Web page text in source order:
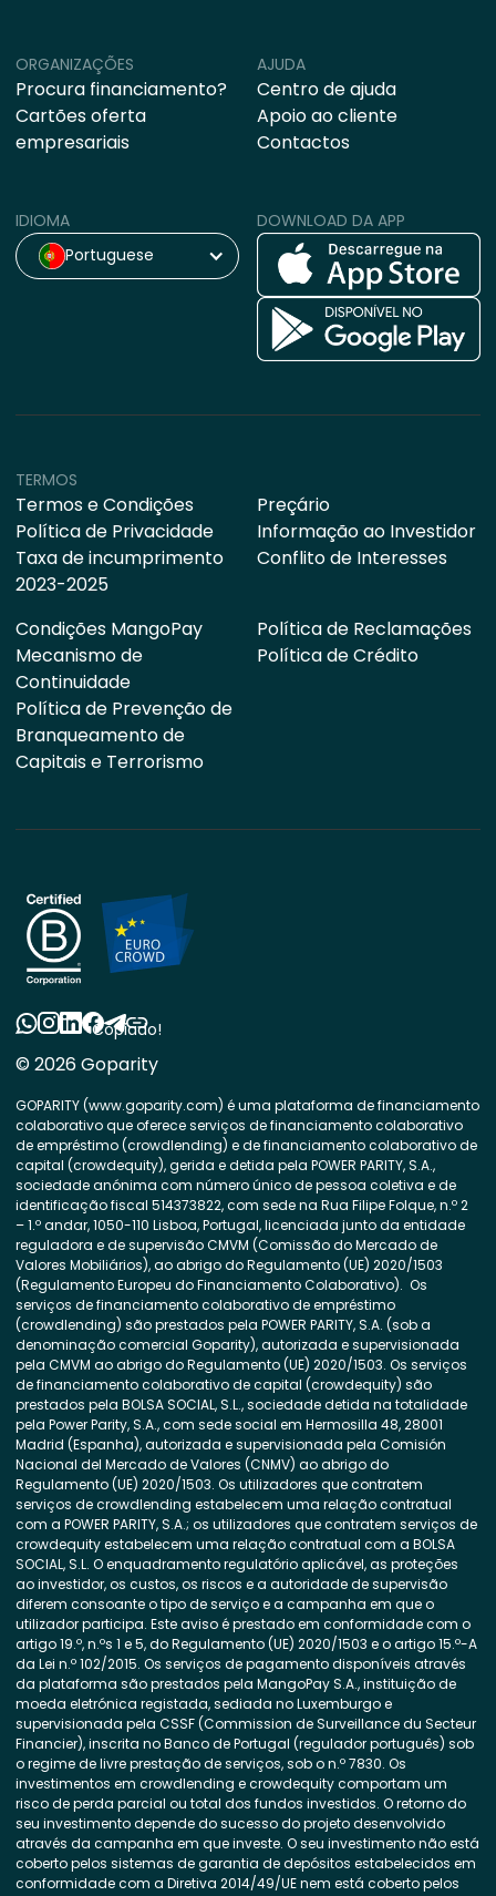
ORGANIZAÇÕES
Procura financiamento?
Cartões oferta
empresariais
AJUDA
Centro de ajuda
Apoio ao cliente
Contactos
IDIOMA
Portuguese
DOWNLOAD DA APP
TERMOS
Termos e Condições
Política de Privacidade
Taxa de incumprimento
2023-2025
Preçário
Informação ao Investidor
Conflito de Interesses
Condições MangoPay
Mecanismo de
Continuidade
Política de Prevenção de
Branqueamento de
Capitais e Terrorismo
Política de Reclamações
Política de Crédito
© 2026 Goparity
GOPARITY (www.goparity.com) é uma plataforma de financiamento
colaborativo que oferece serviços de financiamento colaborativo
de empréstimo (crowdlending) e de financiamento colaborativo de
capital (crowdequity), gerida e detida pela POWER PARITY, S.A.,
sociedade anónima com número único de pessoa coletiva e de
identificação fiscal 514373822, com sede na Rua Filipe Folque, n.º 2
– 1.º andar, 1050-110 Lisboa, Portugal, licenciada junto da entidade
reguladora e de supervisão CMVM (Comissão do Mercado de
Valores Mobiliários), ao abrigo do Regulamento (UE) 2020/1503
(Regulamento Europeu do Financiamento Colaborativo). Os
serviços de financiamento colaborativo de empréstimo
(crowdlending) são prestados pela POWER PARITY, S.A. (sob a
denominação comercial Goparity), autorizada e supervisionada
pela CMVM ao abrigo do Regulamento (UE) 2020/1503. Os serviços
de financiamento colaborativo de capital (crowdequity) são
prestados pela BOLSA SOCIAL, S.L., sociedade detida na totalidade
pela Power Parity, S.A., com sede social em Hermosilla 48, 28001
Madrid (Espanha), autorizada e supervisionada pela Comisión
Nacional del Mercado de Valores (CNMV) ao abrigo do
Regulamento (UE) 2020/1503. Os utilizadores que contratem
serviços de crowdlending estabelecem uma relação contratual
com a POWER PARITY, S.A.; os utilizadores que contratem serviços de
crowdequity estabelecem uma relação contratual com a BOLSA
SOCIAL, S.L. O enquadramento regulatório aplicável, as proteções
ao investidor, os custos, os riscos e a autoridade de supervisão
diferem consoante o tipo de serviço e a campanha em que o
utilizador participa. Este aviso é prestado em conformidade com o
artigo 19.º, n.ºs 1 e 5, do Regulamento (UE) 2020/1503 e o artigo 15.º-A
da Lei n.º 102/2015. Os serviços de pagamento disponíveis através
da plataforma são prestados pela MangoPay S.A., instituição de
moeda eletrónica registada, sediada no Luxemburgo e
supervisionada pela CSSF (Commission de Surveillance du Secteur
Financier), inscrita no Banco de Portugal (regulador português) sob
o regime de livre prestação de serviços, sob o n.º 7830. Os
investimentos em crowdlending e crowdequity comportam um
risco de perda parcial ou total dos fundos investidos. O retorno do
seu investimento depende do sucesso do projeto desenvolvido
através da campanha em que investe. O seu investimento não está
coberto pelos sistemas de garantia de depósitos estabelecidos em
conformidade com a Diretiva 2014/49/UE nem está coberto pelos
Copiado!